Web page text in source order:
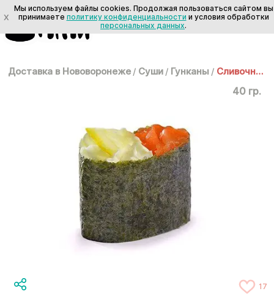
Доставка в Нововоронеже / Суши / Гунканы / Сливочный гункан с копченым лососем
40 гр.
17
X
Мы используем файлы cookies. Продолжая пользоваться сайтом вы
принимаете политику конфиденциальности и условия обработки
персональных данных.